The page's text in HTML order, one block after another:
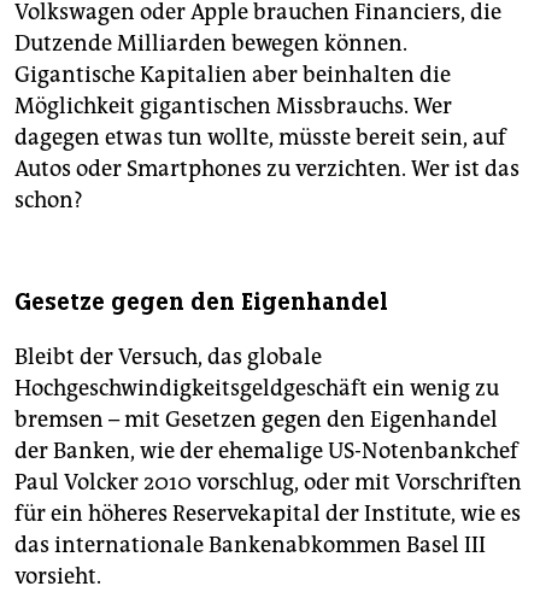
Volkswagen oder Apple brauchen Financiers, die
Dutzende Milliarden bewegen können.
Gigantische Kapitalien aber beinhalten die
Möglichkeit gigantischen Missbrauchs. Wer
dagegen etwas tun wollte, müsste bereit sein, auf
Autos oder Smartphones zu verzichten. Wer ist das
schon?
Gesetze gegen den Eigenhandel
Bleibt der Versuch, das globale
Hochgeschwindigkeitsgeldgeschäft ein wenig zu
bremsen – mit Gesetzen gegen den Eigenhandel
der Banken, wie der ehemalige US-Notenbankchef
Paul Volcker 2010 vorschlug, oder mit Vorschriften
für ein höheres Reservekapital der Institute, wie es
das internationale Bankenabkommen Basel III
vorsieht.